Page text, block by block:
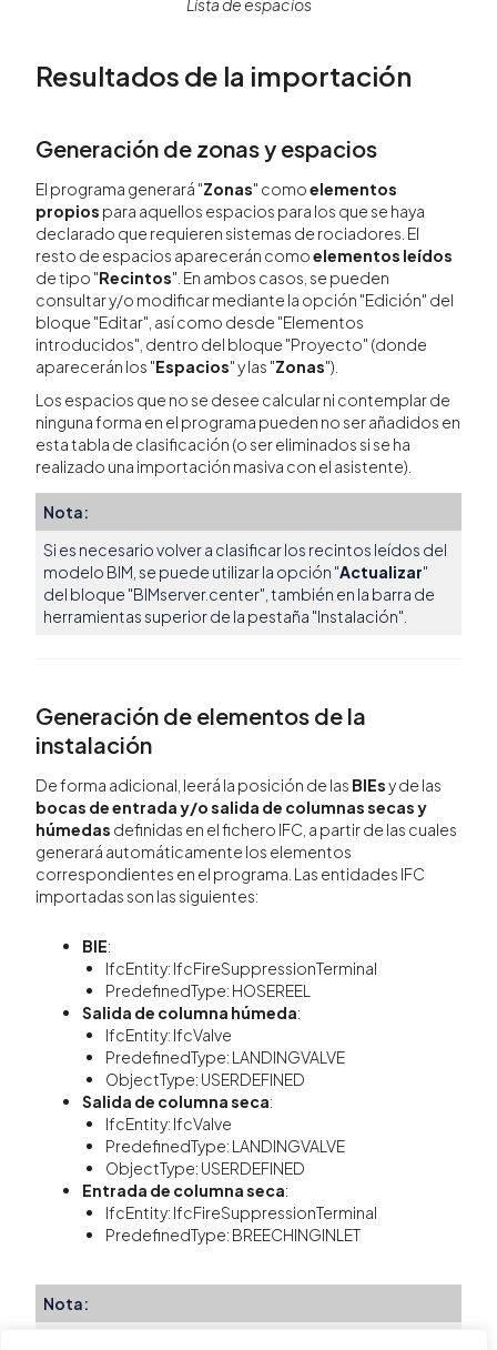
Lista de espacios
Resultados de la importación
Generación de zonas y espacios
El programa generará "Zonas" comoelementos
propios para aquellos espacios para los que se haya
declarado que requieren sistemas de rociadores. El
resto de espacios aparecerán comoelementos leídos
de tipo "Recintos". En ambos casos, se pueden
consultar y/o modificar mediante la opción "Edición" del
bloque "Editar", así como desde "Elementos
introducidos", dentro del bloque "Proyecto" (donde
aparecerán los "Espacios" y las "Zonas").
Los espacios que no se desee calcular ni contemplar de
ninguna forma en el programa pueden no ser añadidos en
esta tabla de clasificación (o ser eliminados si se ha
realizado una importación masiva con el asistente).
Nota:
Si es necesario volver a clasificar los recintos leídos del
modelo BIM, se puede utilizar la opción "Actualizar"
del bloque "BIMserver.center", también en la barra de
herramientas superior de la pestaña "Instalación".
Generación de elementos de la
instalación
De forma adicional, leerá la posición de las BIEsy de las
bocas de entrada y/o salida de columnas secas y
húmedas definidas en el fichero IFC, a partir de las cuales
generará automáticamente los elementos
correspondientes en el programa. Las entidades IFC
importadas son las siguientes:
BIE:
IfcEntity: IfcFireSuppressionTerminal
PredefinedType: HOSEREEL
Salida de columna húmeda:
IfcEntity: IfcValve
PredefinedType: LANDINGVALVE
ObjectType: USERDEFINED
Salida de columna seca:
IfcEntity: IfcValve
PredefinedType: LANDINGVALVE
ObjectType: USERDEFINED
Entrada de columna seca:
IfcEntity: IfcFireSuppressionTerminal
PredefinedType: BREECHINGINLET
Nota: